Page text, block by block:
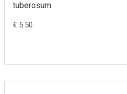
tuberosum
€ 5.50